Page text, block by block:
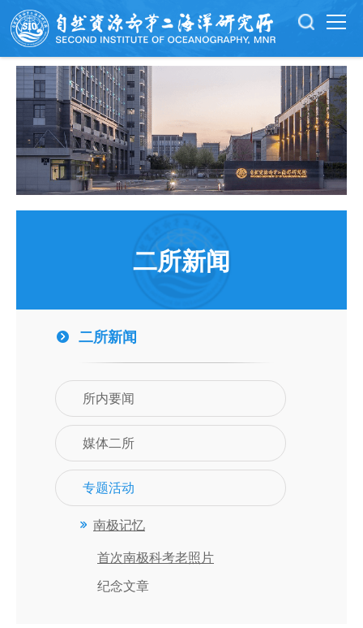
二所新闻
二所新闻
所内要闻
媒体二所
专题活动
南极记忆
首次南极科考老照片
纪念文章